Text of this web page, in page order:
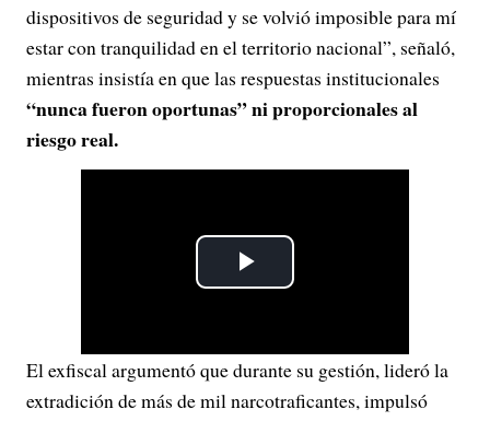
dispositivos de seguridad y se volvió imposible para mí
estar con tranquilidad en el territorio nacional”, señaló,
mientras insistía en que las respuestas institucionales
“nunca fueron oportunas” ni proporcionales al
riesgo real.
P
a
El exfiscal argumentó que durante su gestión, lideró la
extradición de más de mil narcotraficantes, impulsó